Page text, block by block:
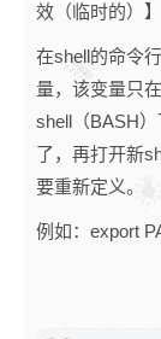
效（临时的）】
在shell的命令
量，该变量只
shell（BASH
了，再打开新
要重新定义。
例如：export